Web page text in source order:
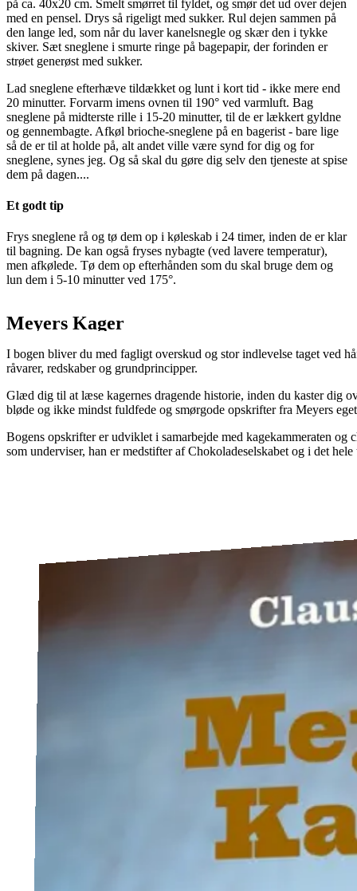
på ca. 40x20 cm. Smelt smørret til fyldet, og smør det ud over dejen
med en pensel. Drys så rigeligt med sukker. Rul dejen sammen på
den lange led, som når du laver kanelsnegle og skær den i tykke
skiver. Sæt sneglene i smurte ringe på bagepapir, der forinden er
strøet generøst med sukker.
Lad sneglene efterhæve tildækket og lunt i kort tid - ikke mere end
20 minutter. Forvarm imens ovnen til 190° ved varmluft. Bag
sneglene på midterste rille i 15-20 minutter, til de er lækkert gyldne
og gennembagte. Afkøl brioche-sneglene på en bagerist - bare lige
så de er til at holde på, alt andet ville være synd for dig og for
sneglene, synes jeg. Og så skal du gøre dig selv den tjeneste at spise
dem på dagen....
Et godt tip
Frys sneglene rå og tø dem op i køleskab i 24 timer, inden de er klar
til bagning. De kan også fryses nybagte (ved lavere temperatur),
men afkølede. Tø dem op efterhånden som du skal bruge dem og
lun dem i 5-10 minutter ved 175°.
Meyers Kager
I bogen bliver du med fagligt overskud og stor indlevelse taget ved
råvarer, redskaber og grundprincipper.
Glæd dig til at læse kagernes dragende historie, inden du kaster dig
bløde og ikke mindst fuldfede og smørgode opskrifter fra Meyers
Bogens opskrifter er udviklet i samarbejde med kagekammeraten
som underviser, han er medstifter af Chokoladeselskabet og i det